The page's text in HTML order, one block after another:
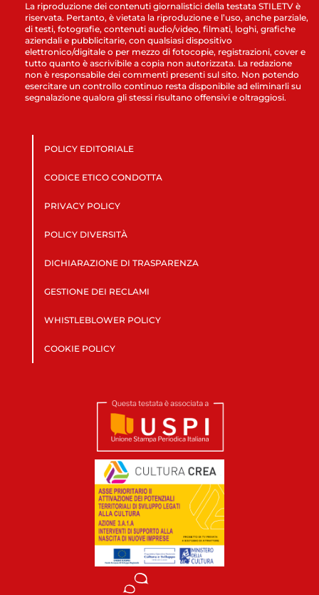
La riproduzione dei contenuti giornalistici della testata STILETV è
riservata. Pertanto, è vietata la riproduzione e l’uso, anche parziale,
di testi, fotografie, contenuti audio/video, filmati, loghi, grafiche
aziendali e pubblicitarie, con qualsiasi dispositivo
elettronico/digitale o per mezzo di fotocopie, registrazioni, cover e
tutto quanto è ascrivibile a copia non autorizzata. La redazione
non è responsabile dei commenti presenti sul sito. Non potendo
esercitare un controllo continuo resta disponibile ad eliminarli su
segnalazione qualora gli stessi risultano offensivi e oltraggiosi.
POLICY EDITORIALE
CODICE ETICO CONDOTTA
PRIVACY POLICY
POLICY DIVERSITÀ
DICHIARAZIONE DI TRASPARENZA
GESTIONE DEI RECLAMI
WHISTLEBLOWER POLICY
COOKIE POLICY